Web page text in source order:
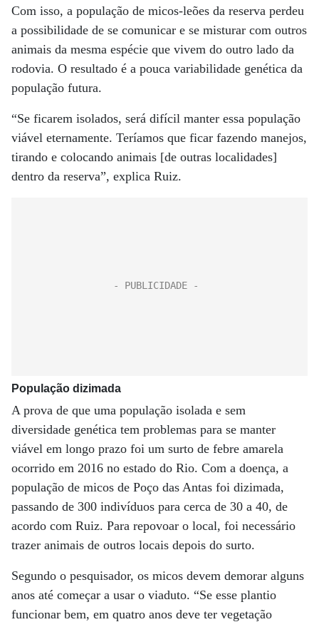
Com isso, a população de micos-leões da reserva perdeu
a possibilidade de se comunicar e se misturar com outros
animais da mesma espécie que vivem do outro lado da
rodovia. O resultado é a pouca variabilidade genética da
população futura.
“Se ficarem isolados, será difícil manter essa população
viável eternamente. Teríamos que ficar fazendo manejos,
tirando e colocando animais [de outras localidades]
dentro da reserva”, explica Ruiz.
População dizimada
A prova de que uma população isolada e sem
diversidade genética tem problemas para se manter
viável em longo prazo foi um surto de febre amarela
ocorrido em 2016 no estado do Rio. Com a doença, a
população de micos de Poço das Antas foi dizimada,
passando de 300 indivíduos para cerca de 30 a 40, de
acordo com Ruiz. Para repovoar o local, foi necessário
trazer animais de outros locais depois do surto.
Segundo o pesquisador, os micos devem demorar alguns
anos até começar a usar o viaduto. “Se esse plantio
funcionar bem, em quatro anos deve ter vegetação